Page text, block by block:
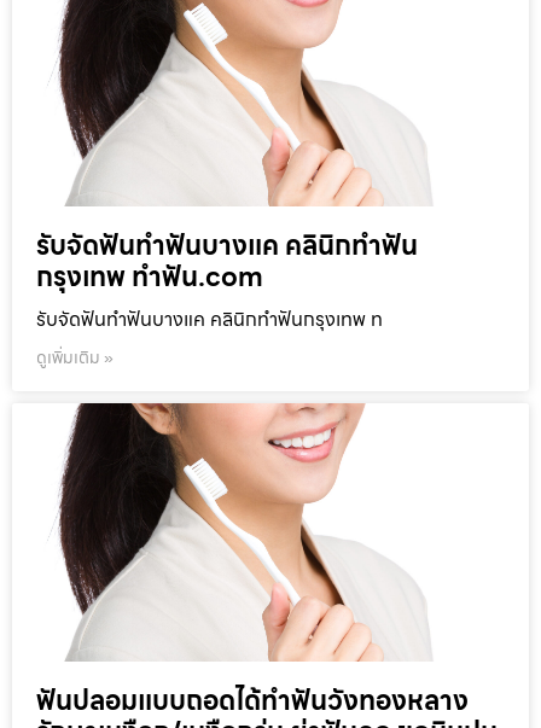
รับจัดฟันทำฟันบางแค คลินิกทำฟัน
กรุงเทพ ทำฟัน.com
รับจัดฟันทำฟันบางแค คลินิกทำฟันกรุงเทพ ท
ดูเพิ่มเติม »
ฟันปลอมแบบถอดได้ทำฟันวังทองหลาง